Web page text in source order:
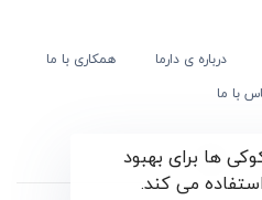
درباره ی دارما
همکاری با ما
با ما
ها برای بهبود
می کند.